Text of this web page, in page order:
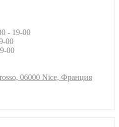
- 19-00
00
00
06000 Nice, Франция